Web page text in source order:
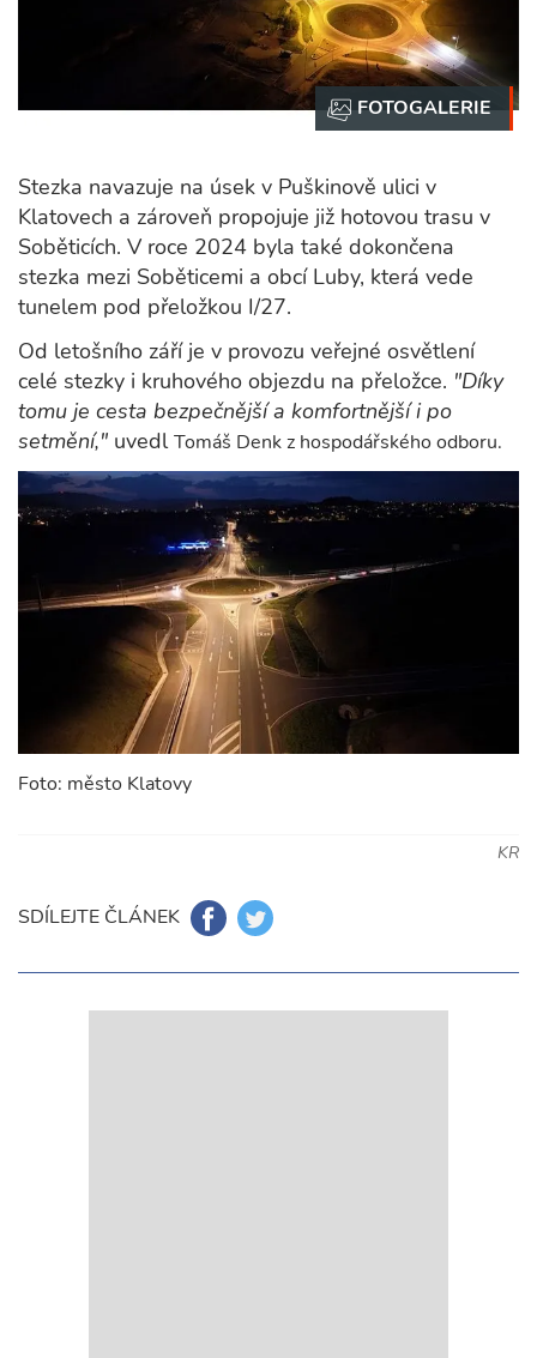
Stezka navazuje na úsek v Puškinově ulici v
Klatovech a zároveň propojuje již hotovou trasu v
Soběticích. V roce 2024 byla také dokončena
stezka mezi Soběticemi a obcí Luby, která vede
tunelem pod přeložkou I/27.
Od letošního září je v provozu veřejné osvětlení
celé stezky i kruhového objezdu na přeložce. "Díky
tomu je cesta bezpečnější a komfortnější i po
setmění," uvedlTomáš Denk z hospodářského odboru.
Foto: město Klatovy
KR
SDÍLEJTE ČLÁNEK